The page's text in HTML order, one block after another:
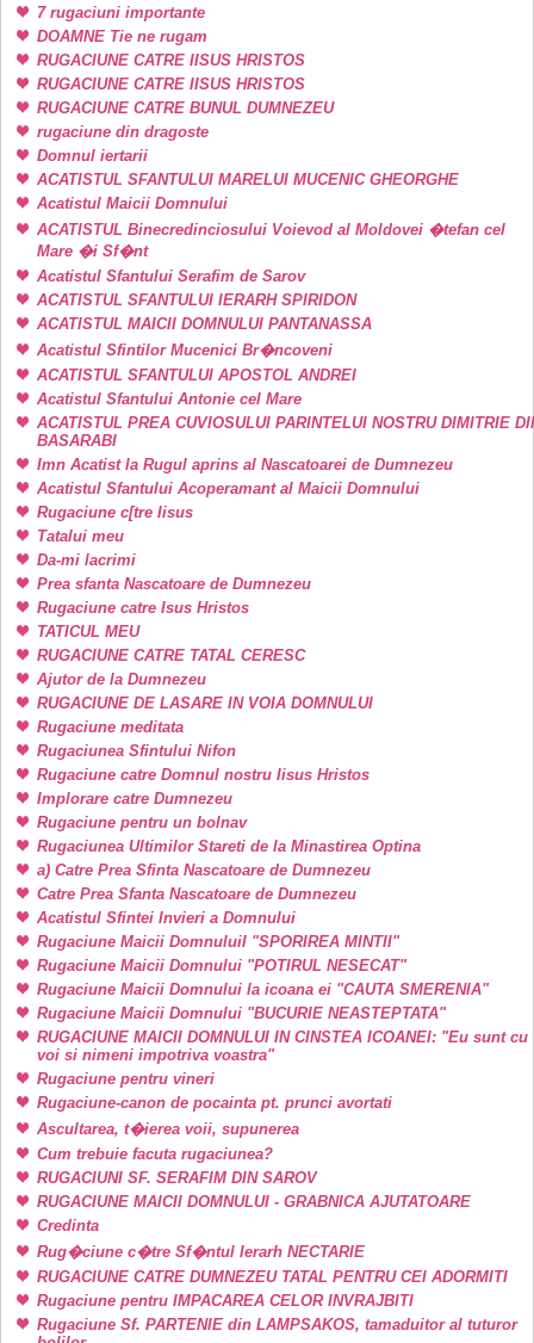
7 rugaciuni importante
DOAMNE Tie ne rugam
RUGACIUNE CATRE IISUS HRISTOS
RUGACIUNE CATRE IISUS HRISTOS
RUGACIUNE CATRE BUNUL DUMNEZEU
rugaciune din dragoste
Domnul iertarii
ACATISTUL SFANTULUI MARELUI MUCENIC GHEORGHE
Acatistul Maicii Domnului
ACATISTUL Binecredinciosului Voievod al Moldovei �tefan cel
Mare �i Sf�nt
Acatistul Sfantului Serafim de Sarov
ACATISTUL SFANTULUI IERARH SPIRIDON
ACATISTUL MAICII DOMNULUI PANTANASSA
Acatistul Sfintilor Mucenici Br�ncoveni
ACATISTUL SFANTULUI APOSTOL ANDREI
Acatistul Sfantului Antonie cel Mare
ACATISTUL PREA CUVIOSULUI PARINTELUI NOSTRU DIMITRIE
BASARABI
Imn Acatist la Rugul aprins al Nascatoarei de Dumnezeu
Acatistul Sfantului Acoperamant al Maicii Domnului
Rugaciune c[tre Iisus
Tatalui meu
Da-mi lacrimi
Prea sfanta Nascatoare de Dumnezeu
Rugaciune catre Isus Hristos
TATICUL MEU
RUGACIUNE CATRE TATAL CERESC
Ajutor de la Dumnezeu
RUGACIUNE DE LASARE IN VOIA DOMNULUI
Rugaciune meditata
Rugaciunea Sfintului Nifon
Rugaciune catre Domnul nostru Iisus Hristos
Implorare catre Dumnezeu
Rugaciune pentru un bolnav
Rugaciunea Ultimilor Stareti de la Minastirea Optina
a) Catre Prea Sfinta Nascatoare de Dumnezeu
Catre Prea Sfanta Nascatoare de Dumnezeu
Acatistul Sfintei Invieri a Domnului
Rugaciune Maicii DomnuluiI "SPORIREA MINTII"
Rugaciune Maicii Domnului "POTIRUL NESECAT"
Rugaciune Maicii Domnului la icoana ei "CAUTA SMERENIA"
Rugaciune Maicii Domnului "BUCURIE NEASTEPTATA"
RUGACIUNE MAICII DOMNULUI IN CINSTEA ICOANEI: "Eu sunt cu
voi si nimeni impotriva voastra"
Rugaciune pentru vineri
Rugaciune-canon de pocainta pt. prunci avortati
Ascultarea, t�ierea voii, supunerea
Cum trebuie facuta rugaciunea?
RUGACIUNI SF. SERAFIM DIN SAROV
RUGACIUNE MAICII DOMNULUI - GRABNICA AJUTATOARE
Credinta
Rug�ciune c�tre Sf�ntul Ierarh NECTARIE
RUGACIUNE CATRE DUMNEZEU TATAL PENTRU CEI ADORMITI
Rugaciune pentru IMPACAREA CELOR INVRAJBITI
Rugaciune Sf. PARTENIE din LAMPSAKOS, tamaduitor al tuturor